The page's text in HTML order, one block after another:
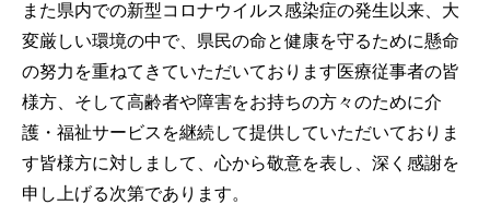
また県内での新型コロナウイルス感染症の発生以来、大
変厳しい環境の中で、県民の命と健康を守るために懸命
の努力を重ねてきていただいております医療従事者の皆
様方、そして高齢者や障害をお持ちの方々のために介
護・福祉サービスを継続して提供していただいておりま
す皆様方に対しまして、心から敬意を表し、深く感謝を
申し上げる次第であります。